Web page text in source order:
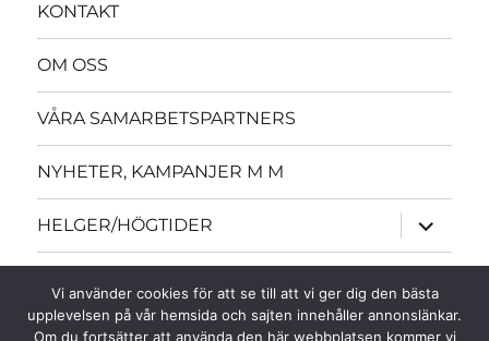
KONTAKT
OM OSS
VÅRA SAMARBETSPARTNERS
NYHETER, KAMPANJER M M
HELGER/HÖGTIDER
MORS DAG – BLOMSTERBUD
Vi använder cookies för att se till att vi ger dig den bästa
upplevelsen på vår hemsida och sajten innehåller annonslänkar.
Om du fortsätter att använda den här webbplatsen kommer vi